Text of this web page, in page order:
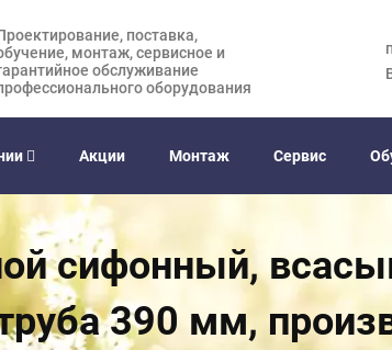
поставка,
монтаж, сервисное и
обслуживание
оборудования
Акции Монтаж Сервис
сифонный,
390 мм,